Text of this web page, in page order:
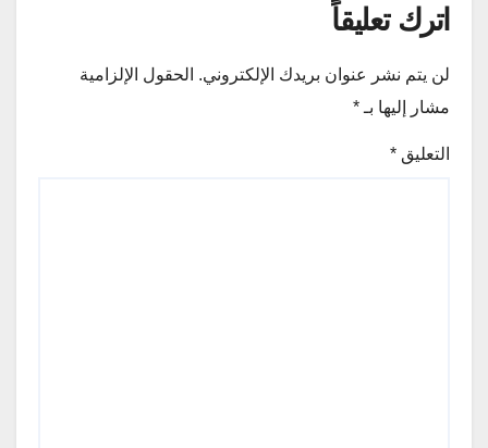
اترك تعليقاً
لن يتم نشر عنوان بريدك الإلكتروني. الحقول الإلزامية
مشار إليها بـ *
التعليق *